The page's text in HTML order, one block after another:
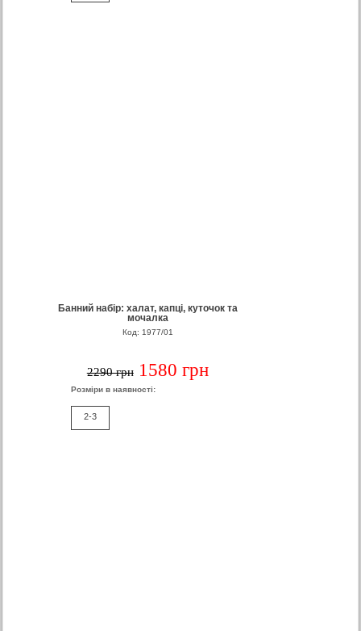
Банний набір: халат, капці, куточок та
мочалка
Код: 1977/01
2290 грн 1580 грн
Розміри в наявності:
2-3